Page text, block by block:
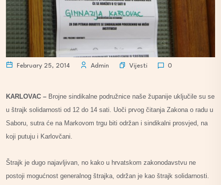
February 25, 2014 Admin Vijesti 0
KARLOVAC – Brojne sindikalne podružnice naše županije uključile su se
u štrajk solidarnosti od 12 do 14 sati. Uoči prvog čitanja Zakona o radu u
Saboru, sutra će na Markovom trgu biti održan i sindikalni prosvjed, na
koji putuju i Karlovčani.
Štrajk je dugo najavljivan, no kako u hrvatskom zakonodavstvu ne
postoji mogućnost generalnog štrajka, održan je kao štrajk solidarnosti.